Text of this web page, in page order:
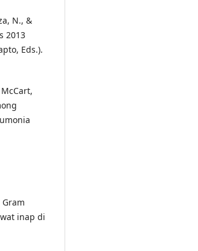
N., &
2013
Eds.).
Gram
inap di